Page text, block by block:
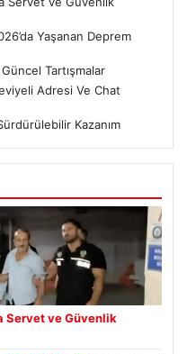
Yaşanan Deprem
Tartışmalar
Adresi Ve Chat
Kazanım
Servet ve Güvenlik